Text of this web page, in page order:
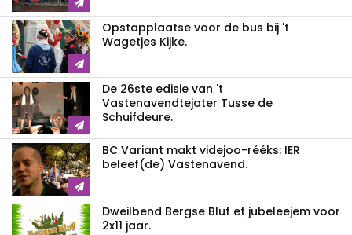
Opstapplaatse voor de bus bij 't
Wagetjes Kijke.
De 26ste edisie van 't
Vastenavendtejater Tusse de
Schuifdeure.
BC Variant makt videjoo-rééks: IER
beleef(de) Vastenavend.
Dweilbend Bergse Bluf et jubeleejem voor
2x11 jaar.